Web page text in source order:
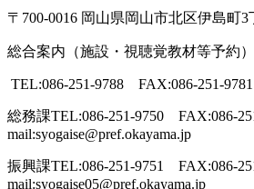
〒700-0016 岡山県岡山市北区伊島町3
総合案内（施設・視聴覚教材等予約）
TEL:086-251-9788 FAX:086-251-9781
総務課TEL:086-251-9750 FAX:086-
mail:syogaise@pref.okayama.jp
振興課TEL:086-251-9751 FAX:086-
mail:syogaise05@pref.okayama.jp